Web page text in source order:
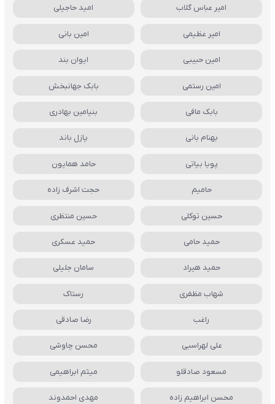
امیر عباس گلاب امید حاجیلی
امیر عظیمی امین بانی
امین حبیبی ایوان بند
امین رستمی بابک جهانبخش
بابک مافی بنیامین بهادری
بهنام بانی پازل باند
پویا بیاتی حامد همایون
حامیم حجت اشرف زاده
حسین توکلی حسین منتظری
حمید حامی حمید عسکری
حمید هیراد سامان جلیلی
شهاب مظفری رستاک
راغب رضا صادقی
علی لهراسبی محسن چاوشی
مسعود صادقلو میثم ابراهیمی
محسن ابراهیم زاده مهدی احمدوند